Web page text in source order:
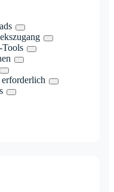
Tools